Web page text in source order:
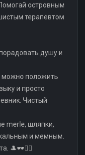
островным
терапевтом
душу и
можно положить
и просто
Чистый
merle, шляпки,
и мемным.
🎩🕶️🦸‍♂️